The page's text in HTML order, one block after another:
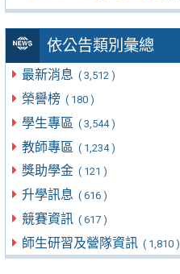
依公告類別彙總
最新消息 ( 3,512 )
榮譽榜 ( 180 )
學生專區 ( 3,544 )
教師專區 ( 1,234 )
獎助學金 ( 121 )
升學訊息 ( 616 )
競賽資訊 ( 617 )
師生研習及營隊資訊 ( 1,810 )